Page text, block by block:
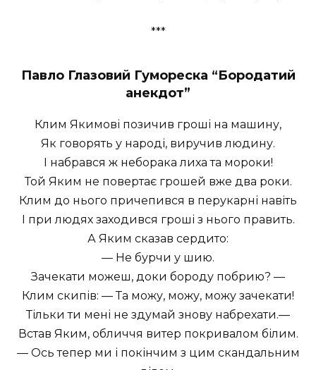
***
Павло Глазовий Гумореска “Бородатий
анекдот”
Клим Якимові позичив гроші на машину,
Як говорять у народі, виручив людину.
І набрався ж неборака лиха та мороки!
Той Яким не повертає грошей вже два роки.
Клим до нього причепився в перукарні навіть
І при людях заходився гроші з нього править.
А Яким сказав сердито:
— Не бурчи у шию.
Зачекати можеш, доки бороду побрию? —
Клим скипів: — Та можу, можу, можу зачекати!
Тільки ти мені не здумай знову набрехати.—
Встав Яким, обличчя витер покривалом білим.
— Ось тепер ми і покінчим з цим скандальним